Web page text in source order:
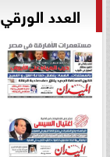
العدد الورقي